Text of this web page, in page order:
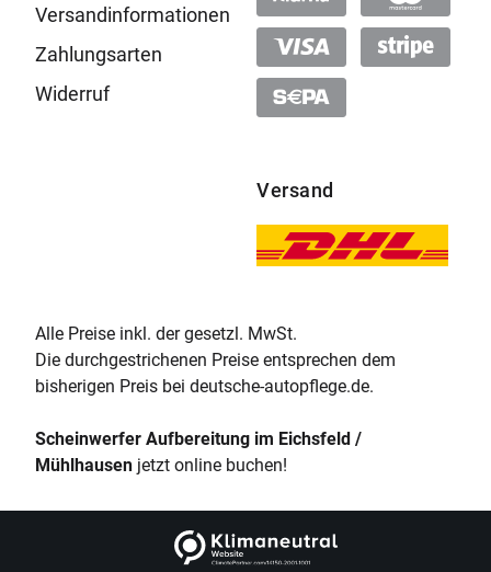
Versandinformationen
Zahlungsarten
Widerruf
Versand
Alle Preise inkl. der gesetzl. MwSt.
Die durchgestrichenen Preise entsprechen dem
bisherigen Preis bei deutsche-autopflege.de.
Scheinwerfer Aufbereitung im Eichsfeld /
Mühlhausen jetzt online buchen!